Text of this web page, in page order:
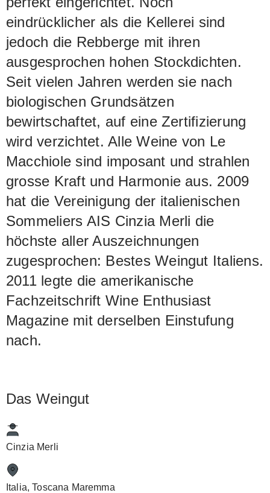
eindrücklicher als die Kellerei sind
jedoch die Rebberge mit ihren
ausgesprochen hohen Stockdichten.
Seit vielen Jahren werden sie nach
biologischen Grundsätzen
bewirtschaftet, auf eine Zertifizierung
wird verzichtet. Alle Weine von Le
Macchiole sind imposant und strahlen
grosse Kraft und Harmonie aus. 2009
hat die Vereinigung der italienischen
Sommeliers AIS Cinzia Merli die
höchste aller Auszeichnungen
zugesprochen: Bestes Weingut Italiens.
2011 legte die amerikanische
Fachzeitschrift Wine Enthusiast
Magazine mit derselben Einstufung
nach.
Das Weingut
Cinzia Merli
Italia, Toscana Maremma